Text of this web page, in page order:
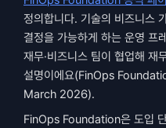
정의합니다. 기술의 비즈니스
결정을 가능하게 하는 운영 프
재무·비즈니스 팀이 협업해 재
설명이에요(FinOps
March 2026).
FinOps Foundation은 도입